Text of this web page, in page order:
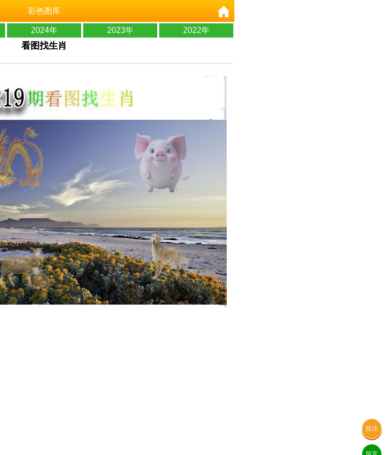
彩色图库
2024年 2023年 2022年
看图找生肖
投注